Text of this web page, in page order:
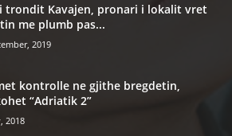
trondit Kavajen, pronari i lokalit vret
me plumb pas...
2019
kontrolle ne gjithe bregdetin,
“Adriatik 2”
2018